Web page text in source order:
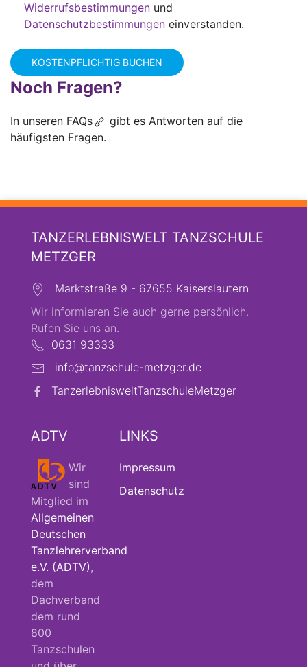
Widerrufsbestimmungen und
Datenschutzbestimmungen einverstanden.
Noch Fragen?
In unseren FAQs
gibt es Antworten auf die
häufigsten Fragen.
TANZERLEBNISWELT TANZSCHULE
METZGER
Marktstraße 9 - 67655 Kaiserslautern
Wir informieren Sie auch gerne persönlich.
Rufen Sie uns an.
0631 93333
info@tanzschule-metzger.de
TanzerlebnisweltTanzschuleMetzger
ADTV
Wir
sind
Mitglied im
Allgemeinen
Deutschen
Tanzlehrerverband
e.V. (ADTV),
dem
Dachverband
dem rund
800
Tanzschulen
LINKS
Impressum
Datenschutz